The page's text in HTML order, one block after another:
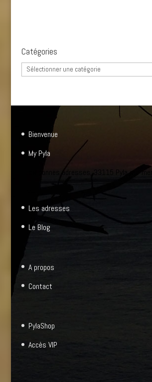
Catégories
Catégories
Bienvenue
My Pyla
Les bonnes adresses, 33115 Pyla sur mer
Les adresses
Le Blog
A propos
Contact
PylaShop
Accès VIP